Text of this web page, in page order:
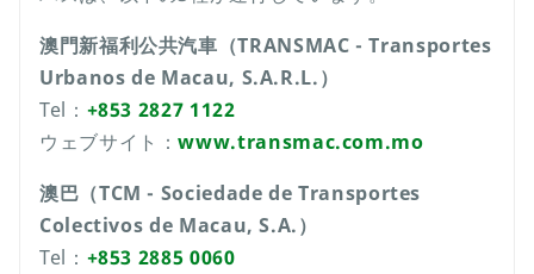
澳門新福利公共汽車（TRANSMAC - Transportes
Urbanos de Macau, S.A.R.L.）
Tel： +853 2827 1122
ウェブサイト：www.transmac.com.mo
澳巴（TCM - Sociedade de Transportes
Colectivos de Macau, S.A.）
Tel： +853 2885 0060